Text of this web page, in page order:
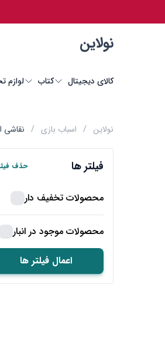
نولاین
کالای دیجیتال کتاب لوازم
نولاین / اسباب بازی / نقاشی
فیلتر ها حذف
محصولات تخفیف دار
محصولات موجود در انبار
اعمال فیلتر ها